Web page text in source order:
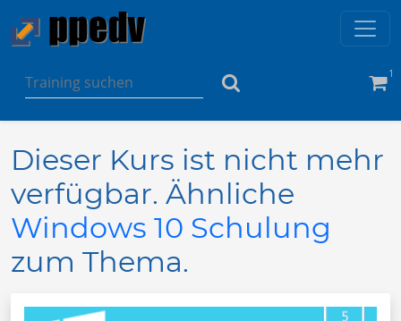
1
Dieser Kurs ist nicht mehr
verfügbar. Ähnliche
Windows 10 Schulung
zum Thema.